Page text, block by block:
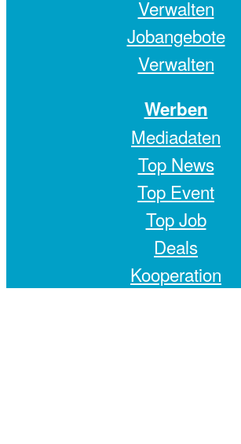
Verwalten
Jobangebote
Verwalten
Werben
Mediadaten
Top News
Top Event
Top Job
Deals
Kooperation